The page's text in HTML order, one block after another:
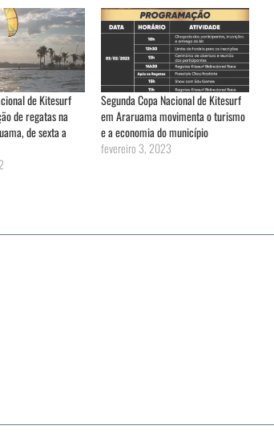
de Kitesurf
de regatas na
de sexta a
Segunda Copa Nacional de Kitesurf
em Araruama movimenta o turismo
e a economia do município
fevereiro 3, 2023